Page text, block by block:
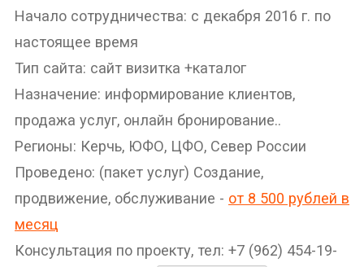
Начало сотрудничества: с декабря 2016 г. по
настоящее время
Тип сайта: сайт визитка +каталог
Назначение: информирование клиентов,
продажа услуг, онлайн бронирование..
Регионы: Керчь, ЮФО, ЦФО, Север России
Проведено: (пакет услуг) Создание,
продвижение, обслуживание - от 8 500 рублей в
месяц
Консультация по проекту, тел: +7 (962) 454-19-